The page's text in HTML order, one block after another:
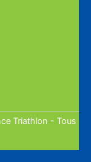
Triathlon - Tous